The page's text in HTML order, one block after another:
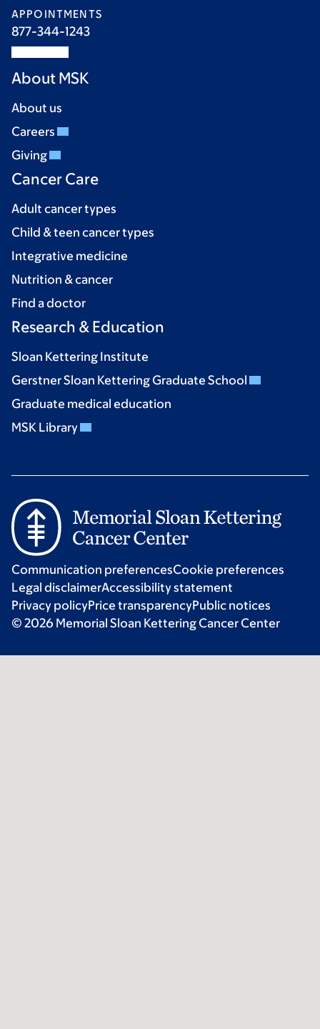
APPOINTMENTS
877-344-1243
About MSK
About us
Careers
Giving
Cancer Care
Adult cancer types
Child & teen cancer types
Integrative medicine
Nutrition & cancer
Find a doctor
Research & Education
Sloan Kettering Institute
Gerstner Sloan Kettering Graduate School
Graduate medical education
MSK Library
Communication preferencesCookie preferences
Legal disclaimerAccessibility statement
Privacy policyPrice transparencyPublic notices
© 2026 Memorial Sloan Kettering Cancer Center